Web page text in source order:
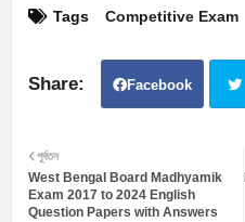
Tags Competitive Exam
Facebook
পূর্বতন
West Bengal Board Madhyamik
Exam 2017 to 2024 English
Question Papers with Answers